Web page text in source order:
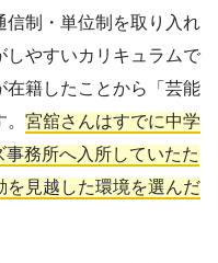
信制・単位制を取り入れ
しやすいカリキュラムで
在籍したことから「芸能
宮舘さんはすでに中学
務所へ入所していたた
を見越した環境を選んだ